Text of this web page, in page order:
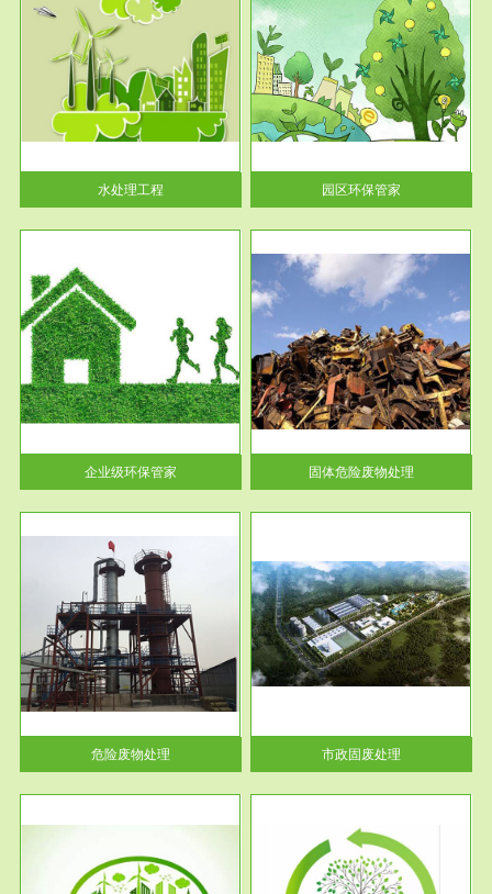
水处理工程
服务范围
园区环保管家
2016 年 4 月，环保部下发《关
于积极发挥环境保护作用促进供
给侧结...
园区环保管家
企业级环保管家
服务范围
固体危险废物处理
固体废物解释：固体废物是指人
们在生产建设、日常生活和其他
活动中...
固体危险废物处理
危险废物处理
服务范围
市政固废处理
蔚蓝生态环境科技所从事的市政
废物处理业务包括市政废物的处
理处...
市政固废处理
服务范围